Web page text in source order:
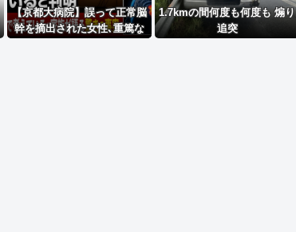
【京都大病院】誤って正常脳
幹を摘出された女性､重篤な
1.7kmの間何度も何度も 煽り
追突